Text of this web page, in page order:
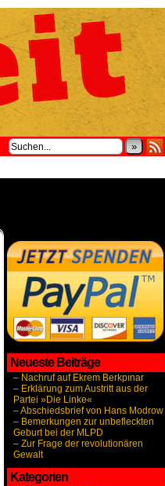
»
Neueste Beiträge
– Nachruf auf Ekrem Berkpınar
– Erklärung zum Austritt aus der
Partei »Die Linke«
– Abschiedsbrief von Hans Modrow
– Bemerkungen zur unbefleckten
Geburt bei der MLPD
– Zur Frage der revolutionären
Gewalt
Kategorien